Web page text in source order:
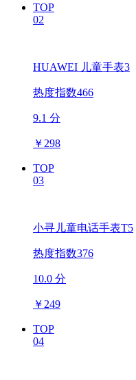
TOP
02
HUAWEI 儿童手表3
热度指数466
9.1 分
￥ 298
TOP
03
小寻儿童电话手表T5
热度指数376
10.0 分
￥ 249
TOP
04